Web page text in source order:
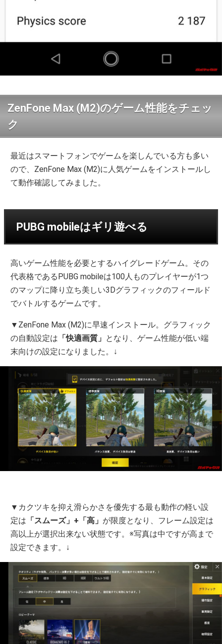
ZenFone Max (M2)のゲーム性能をチェッ
ク
最近はスマートフォンでゲームを楽しんでいる方も多い
ので、ZenFone Max (M2)に人気ゲームをインストールし
て動作確認してみました。
PUBG mobileはギリ遊べる
高いゲーム性能を必要とするハイグレードゲーム。その
代表格であるPUBG mobileは100人ものプレイヤーが1つ
のマップに降り立ち美しい3Dグラフィックのフィールド
でバトルするゲームです。
▼ZenFone Max (M2)に早速インストール。グラフィック
の自動設定は 「快適画質」 となり、ゲーム性能が低い端
末向けの設定になりました。↓
▼カクツキを抑え滑らかさを優先する最も動作の軽い設
定は 「スムーズ」+「高」 が限度となり、フレーム設定は
高以上が選択出来ない状態です。※写真は中ですが高まで
設定できます。↓